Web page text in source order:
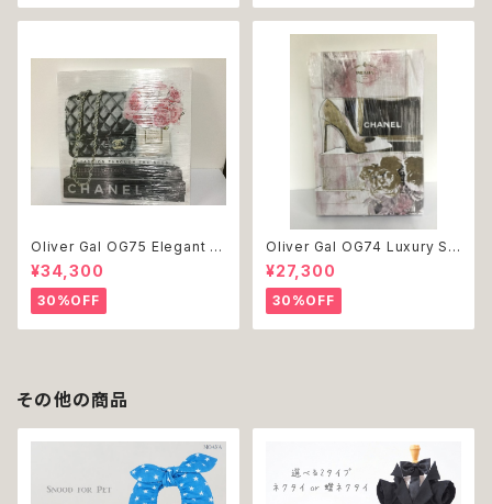
Oliver Gal OG75 Elegant E
ssentials Paris 絵 アート イ
ンテリア お祝い 贈り物 プレゼ
ント 結婚 新築 開店 周年 バー
スデイ 誕生日 ご褒美
¥34,300
30%OFF
Oliver Gal OG74 Luxury St
acked Shoes Rose Giftbo
x 絵 アート インテリア お祝い
贈り物 プレゼント 結婚 新築 開
店 周年 バースデイ 誕生日 ご褒
美
¥27,300
30%OFF
その他の商品